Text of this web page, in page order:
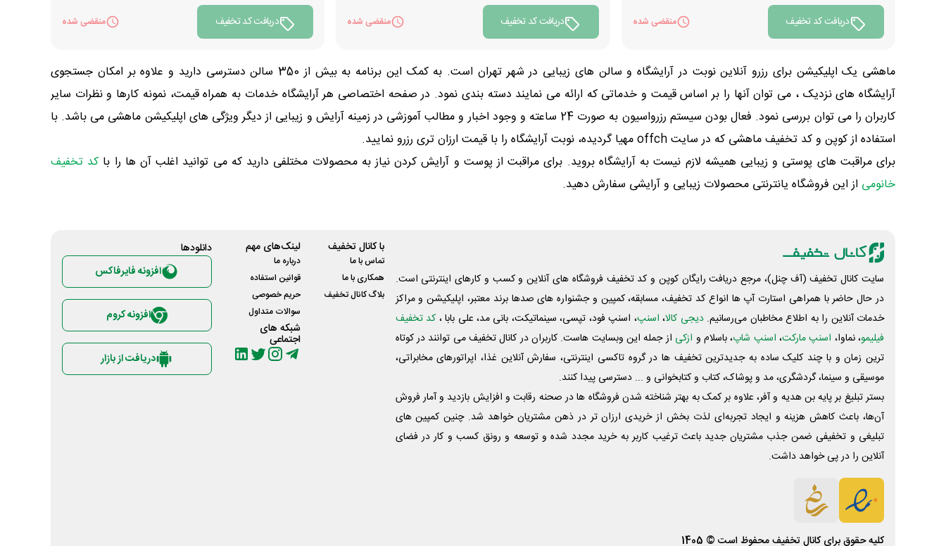
دریافت کد تخفیف منقضی شده دریافت کد تخفیف منقضی شده دریافت کد تخفیف منقضی شده
ماهشی یک اپلیکیشن برای رزرو آنلاین نوبت در آرایشگاه و سالن های زیبایی در شهر تهران است. به کمک این برنامه به بیش از 350 سالن دسترسی دارید و علاوه بر امکان جستجوی
آرایشگاه های نزدیک ، می توان آنها را بر اساس قیمت و خدماتی که ارائه می نمایند دسته بندی نمود. در صفحه اختصاصی هر آرایشگاه خدمات به همراه قیمت، نمونه کارها و نظرات سایر
کاربران را می توان بررسی نمود. فعال بودن سیستم رزرواسیون به صورت 24 ساعته و وجود اخبار و مطالب آموزشی در زمینه آرایش و زیبایی از دیگر ویژگی های اپلیکیشن ماهشی می باشد. با
استفاده از کوپن و کد تخفیف ماهشی که در سایت offch مهیا گردیده، نوبت آرایشگاه را با قیمت ارزان تری رزرو نمایید.
برای مراقبت های پوستی و زیبایی همیشه لازم نیست به آرایشگاه بروید. برای مراقبت از پوست و آرایش کردن نیاز به محصولات مختلفی دارید که می توانید اغلب آن ها را با کد تخفیف
خانومی از این فروشگاه یانترنتی محصولات زیبایی و آرایشی سفارش دهید.
سایت کانال تخفیف (آف چنل)، مرجع دریافت رایگان کوپن و کد تخفیف فروشگاه های آنلاین و کسب و‌ کارهای اینترنتی است.
در حال حاضر با همراهی استارت آپ ها انواع کد تخفیف، مسابقه، کمپین و جشنواره های صدها برند معتبر، اپلیکیشن و مراکز
خدمات آنلاین را به اطلاع مخاطبان می‌رسانیم. دیجی کالا، اسنپ، اسنپ فود، تپسی، سینماتیکت، بانی مد، علی‌ بابا ، کد تخفیف
فیلیمو، نماوا، اسنپ مارکت، اسنپ شاپ، باسلام و ازکی از جمله این وبسایت ‌هاست. کاربران در کانال تخفیف می توانند در کوتاه
ترین زمان و با چند کلیک ساده به جدیدترین تخفیف ها در گروه تاکسی اینترنتی، سفارش آنلاین غذا، اپراتورهای مخابراتی،
موسیقی و سینما، گردشگری، مد و پوشاک، کتاب و کتابخوانی و ... دسترسی پیدا کنند.
بستر تبلیغ بر پایه بن هدیه و آفر، علاوه بر کمک به بهتر شناخته شدن فروشگاه ها در صحنه رقابت و افزایش بازدید و آمار فروش
آن‌ها، باعث کاهش هزینه و ایجاد تجربه‌ای لذت بخش از خریدی ارزان تر در ذهن مشتریان خواهد شد. چنین کمپین های
تبلیغی و تخفیفی ضمن جذب مشتریان جدید باعث ترغیب کاربر به خرید مجدد شده و توسعه و رونق کسب و کار در فضای
آنلاین را در پی خواهد داشت.
با کانال تخفیف
تماس با ما
همکاری با ما
بلاگ کانال تخفیف
لینک‌های مهم
درباره ما
قوانین استفاده
حریم خصوصی
سوالات متداول
شبکه های
اجتماعی
دانلود‌ها
افزونه فایرفاکس
افزونه کروم
دریافت از بازار
کلیه حقوق برای کانال تخفیفمحفوظ است © 1405